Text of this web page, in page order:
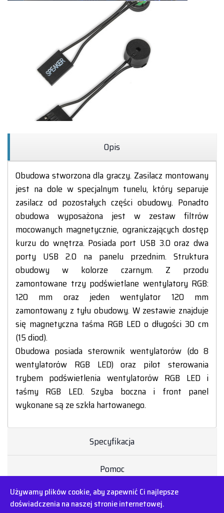
Opis
Obudowa stworzona dla graczy. Zasilacz montowany
jest na dole w specjalnym tunelu, który separuje
zasilacz od pozostałych części obudowy. Ponadto
obudowa wyposażona jest w zestaw filtrów
mocowanych magnetycznie, ograniczających dostęp
kurzu do wnętrza. Posiada port USB 3.0 oraz dwa
porty USB 2.0 na panelu przednim. Struktura
obudowy w kolorze czarnym. Z przodu
zamontowane trzy podświetlane wentylatory RGB:
120 mm oraz jeden wentylator 120 mm
zamontowany z tyłu obudowy. W zestawie znajduje
się magnetyczna taśma RGB LED o długości 30 cm
(15 diod).
Obudowa posiada sterownik wentylatorów (do 8
wentylatorów RGB LED) oraz pilot sterowania
trybem podświetlenia wentylatorów RGB LED i
taśmy RGB LED. Szyba boczna i front panel
wykonane są ze szkła hartowanego.
Specyfikacja
Pomoc
©2003-2026 iBOX | Wszystkie prawa zastrzeżone. | Designed by
Używamy plików cookie, aby zapewnić Ci najlepsze
doświadczenia na naszej stronie internetowej.